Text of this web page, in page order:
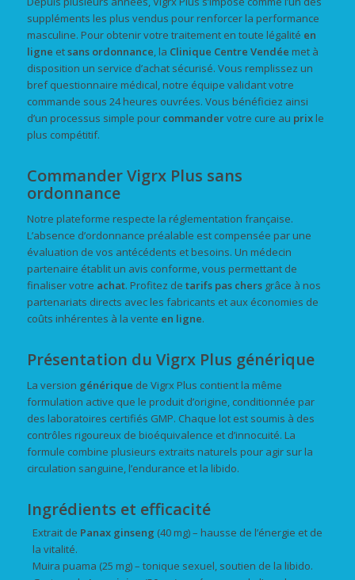
suppléments les plus vendus pour renforcer la performance
masculine. Pour obtenir votre traitement en toute légalité en
ligne etsans ordonnance, la Clinique Centre Vendée met à
disposition un service d’achat sécurisé. Vous remplissez un
bref questionnaire médical, notre équipe validant votre
commande sous 24 heures ouvrées. Vous bénéficiez ainsi
d’un processus simple pour commandervotre cure au prixle
plus compétitif.
Commander Vigrx Plus sans
ordonnance
Notre plateforme respecte la réglementation française.
L’absence d’ordonnance préalable est compensée par une
évaluation de vos antécédents et besoins. Un médecin
partenaire établit un avis conforme, vous permettant de
finaliser votre achat. Profitez de tarifs pas chersgrâce à nos
partenariats directs avec les fabricants et aux économies de
coûts inhérentes à la vente en ligne.
Présentation du Vigrx Plus générique
La version générique de Vigrx Plus contient la même
formulation active que le produit d’origine, conditionnée par
des laboratoires certifiés GMP. Chaque lot est soumis à des
contrôles rigoureux de bioéquivalence et d’innocuité. La
formule combine plusieurs extraits naturels pour agir sur la
circulation sanguine, l’endurance et la libido.
Ingrédients et efficacité
Extrait de Panax ginseng (40 mg) – hausse de l’énergie et de
la vitalité.
Muira puama (25 mg) – tonique sexuel, soutien de la libido.